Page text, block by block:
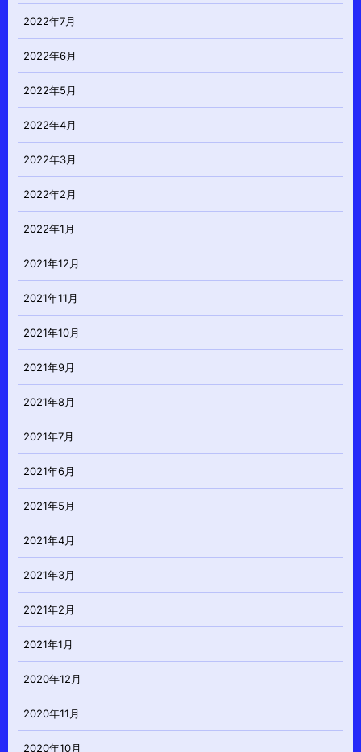
2022年7月
2022年6月
2022年5月
2022年4月
2022年3月
2022年2月
2022年1月
2021年12月
2021年11月
2021年10月
2021年9月
2021年8月
2021年7月
2021年6月
2021年5月
2021年4月
2021年3月
2021年2月
2021年1月
2020年12月
2020年11月
2020年10月